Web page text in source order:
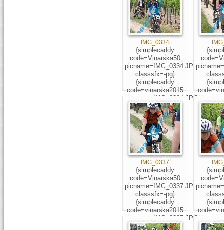
IMG_0334
{simplecaddy
code=Vinarska50
picname=IMG_0334.JPG
classsfx=-pg}
{simplecaddy
code=vinarska2015
picname=IMG_0334.JPG
classsfx=-pg} 894
IMG_0337
{simplecaddy
code=Vinarska50
picname=IMG_0337.JPG
classsfx=-pg}
{simplecaddy
code=vinarska2015
picname=IMG_0337.JPG
classsfx=-pg} 591